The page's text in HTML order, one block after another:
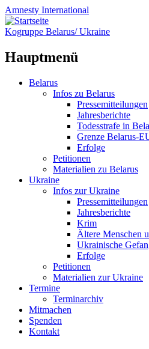
Amnesty International
Kogruppe Belarus/ Ukraine
Hauptmenü
Zum
Belarus
Infos zu Belarus
Pressemitteilungen
Jahresberichte
Todesstrafe in
Grenze Belarus-
Erfolge
Petitionen
Materialien zu Belarus
Ukraine
Infos zur Ukraine
Pressemitteilungen
Jahresberichte
Krim
Ältere Menschen
Ukrainische
Erfolge
Petitionen
Materialien zur Ukraine
Termine
Terminarchiv
Mitmachen
Spenden
Kontakt